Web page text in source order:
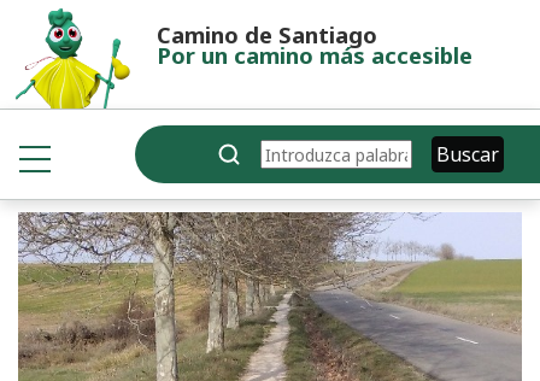
Pasar al contenido principal
Camino de Santiago
Por un camino más accesible
Buscar Buscar